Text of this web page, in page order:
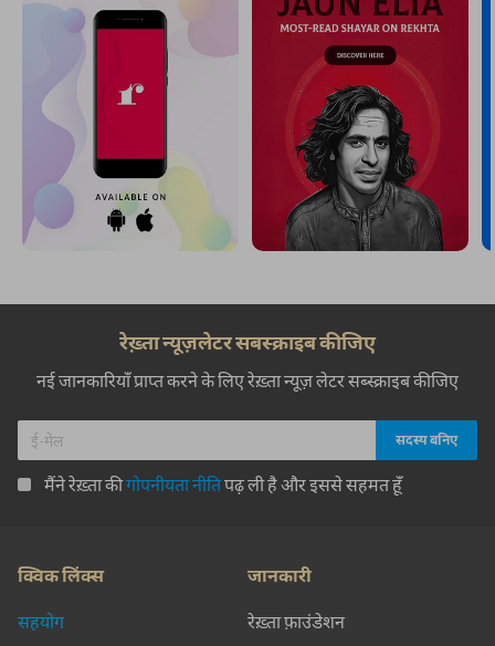
रेख़्ता न्यूज़लेटर सबस्क्राइब कीजिए
नई जानकारियाँ प्राप्त करने के लिए रेख़्ता न्यूज़ लेटर सब्स्क्राइब कीजिए
मैंने रेख़्ता कीगोपनीयता नीतिपढ़ ली है और इससे सहमत हूँ
क्विक लिंक्स
सहयोग
जानकारी
रेख़्ता फ़ाउंडेशन